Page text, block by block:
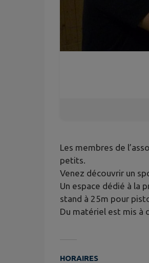
Les membres de
petits.
Venez découvrir un
Un espace dédié à la
stand à 25m pour
Du matériel est mis à
HORAIRES